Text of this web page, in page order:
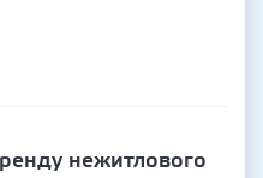
нежитлового